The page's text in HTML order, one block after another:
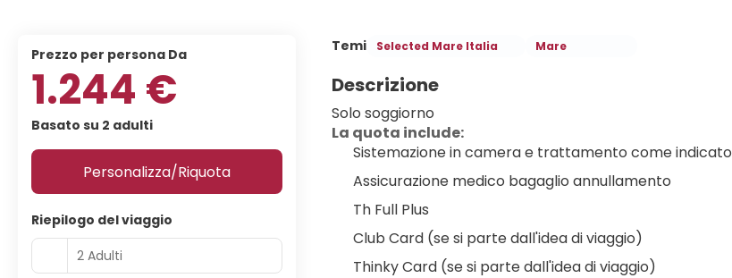
Temi Selected Mare Italia Mare
Descrizione
Solo soggiorno
La quota include:
Sistemazione in camera e trattamento come indicato
Assicurazione medico bagaglio annullamento
Th Full Plus
Club Card (se si parte dall'idea di viaggio)
Thinky Card (se si parte dall'idea di viaggio)
Prezzo per persona Da
1.244 €
Basato su 2 adulti
Personalizza/Riquota
Riepilogo del viaggio
2 Adulti